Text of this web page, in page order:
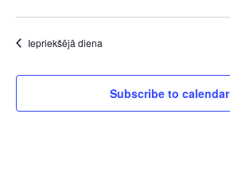
Iepriekšējā diena
Subscribe to calendar